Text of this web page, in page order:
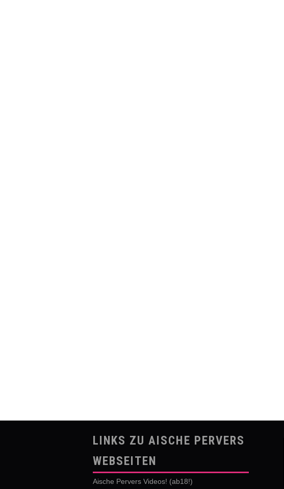
LINKS ZU AISCHE PERVERS
WEBSEITEN
Aische Pervers Videos! (ab18!)